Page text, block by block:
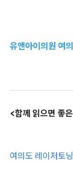
유앤아이의원 여
<함께 읽으면 좋
여의도 레이저토